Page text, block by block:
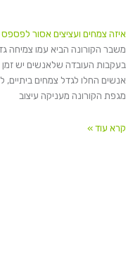
איזה צמחים ועציצים אסור לפספס
משבר הקורונה הביא עמו צמיחה
בעקבות העובדה שלאנשים יש זמן
אנשים החלו לגדל צמחים
מגפת הקורונה מעניקה עיצוב
קרא עוד »